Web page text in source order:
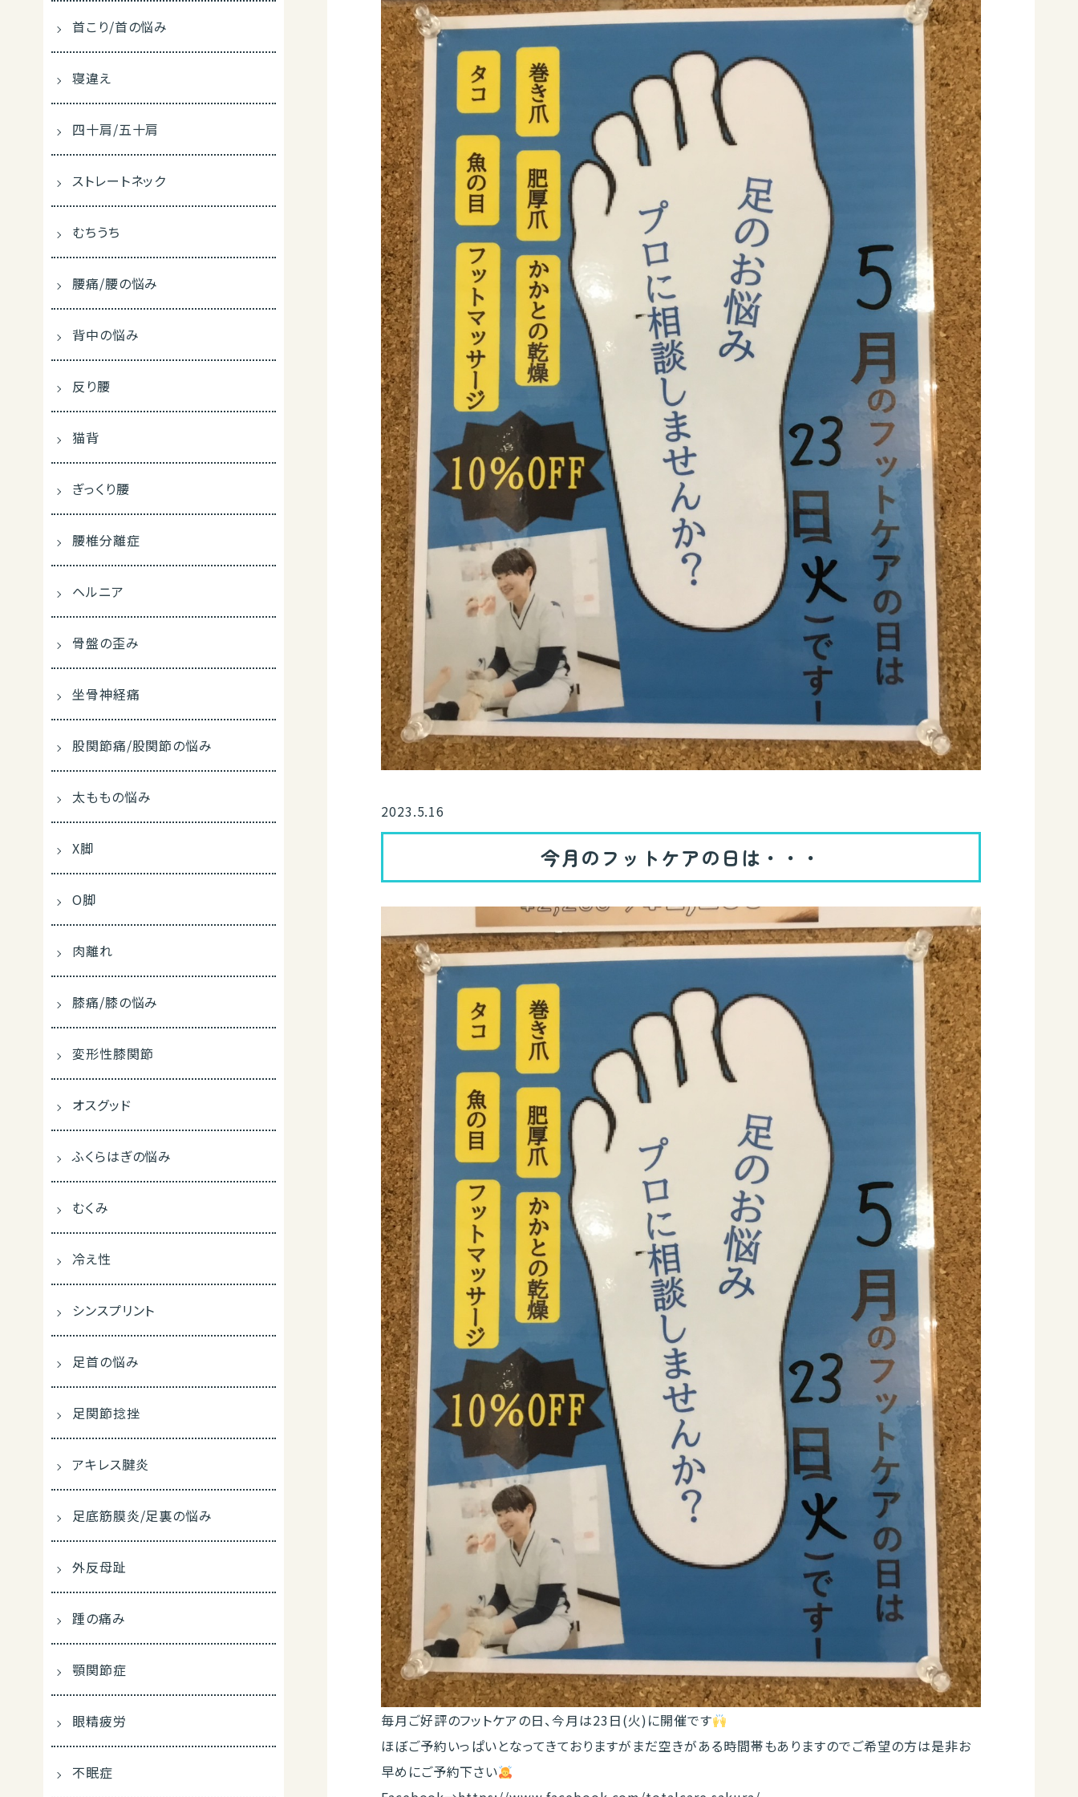
2023.5.16
今月のフットケアの日は・・・
毎月ご好評のフットケアの日、今月は23日(火)に開催です
ほぼご予約いっぱいとなってきておりますがまだ空きがある時間帯もありますのでご希望の方は是非お
早めにご予約下さい
首こり/首の悩み
寝違え
四十肩/五十肩
ストレートネック
むちうち
腰痛/腰の悩み
背中の悩み
反り腰
猫背
ぎっくり腰
腰椎分離症
ヘルニア
骨盤の歪み
坐骨神経痛
股関節痛/股関節の悩み
太ももの悩み
X脚
O脚
肉離れ
膝痛/膝の悩み
変形性膝関節
オスグッド
ふくらはぎの悩み
むくみ
冷え性
シンスプリント
足首の悩み
足関節捻挫
アキレス腱炎
足底筋膜炎/足裏の悩み
外反母趾
踵の痛み
顎関節症
眼精疲労
不眠症